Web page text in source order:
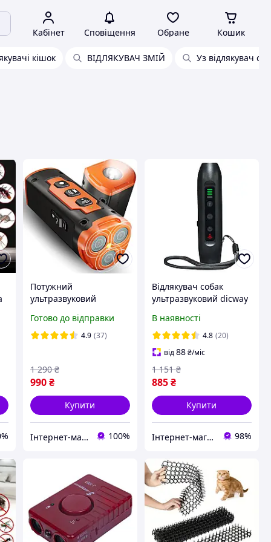
Кабінет Сповіщення Обране Кошик
кішок ВІДЛЯКУВАЧ ЗМІЙ Уз відлякувач
Потужний
ультразвуковий
акумуляторний з 3-ма
випромінювачами та
Готово до відправки
4.9 (37)
990 ₴
1 290 ₴
Купити
Інтернет-магазин "PrimeZone" 100%
Відлякувач собак
ультразвуковий dicway
індикатором зарядки з
USB Чорний ( код: N100
)
В наявності
4.8 (20)
від88₴/міс
885₴
1 151 ₴
Купити
Інтернет-магазин "BaFY" 98%